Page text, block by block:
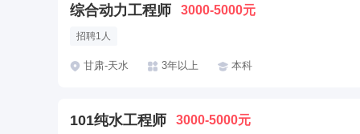
综合动力工程师 3000-5000元
招聘1人
甘肃-天水 3年以上 本科
101纯水工程师 3000-5000元